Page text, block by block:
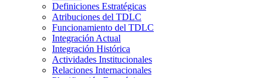
Definiciones Estratégicas
Atribuciones del TDLC
Funcionamiento del TDLC
Integración Actual
Integración Histórica
Actividades Institucionales
Relaciones Internacionales